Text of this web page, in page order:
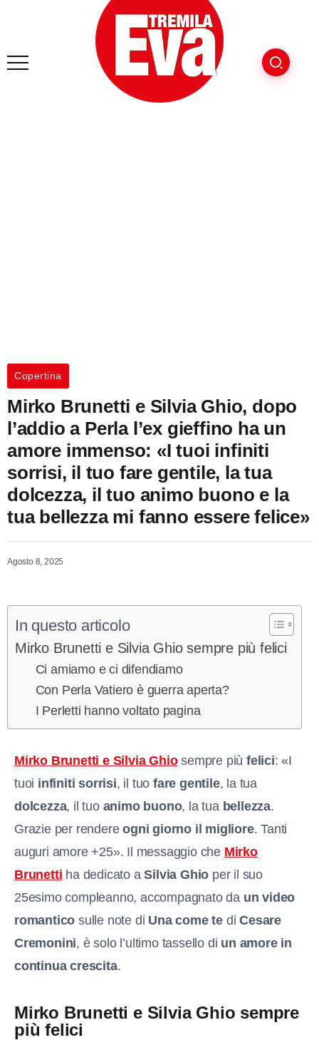
Copertina
Mirko Brunetti e Silvia Ghio, dopo
l’addio a Perla l’ex gieffino ha un
amore immenso: «I tuoi infiniti
sorrisi, il tuo fare gentile, la tua
dolcezza, il tuo animo buono e la
tua bellezza mi fanno essere felice»
Agosto 8, 2025
In questo articolo
Mirko Brunetti e Silvia Ghio sempre più felici
Ci amiamo e ci difendiamo
Con Perla Vatiero è guerra aperta?
I Perletti hanno voltato pagina
Mirko Brunetti e Silvia Ghio sempre piùfelici: «I
tuoi infiniti sorrisi, il tuofare gentile, la tua
dolcezza, il tuo animo buono, la tua bellezza.
Grazie per rendereogni giorno il migliore. Tanti
auguri amore +25». Il messaggio che Mirko
Brunetti ha dedicato aSilvia Ghio per il suo
25esimo compleanno, accompagnato da un video
romantico sulle note di Una come te diCesare
Cremonini, è solo l’ultimo tassello di un amore in
continua crescita.
Mirko Brunetti e Silvia Ghio sempre
più felici